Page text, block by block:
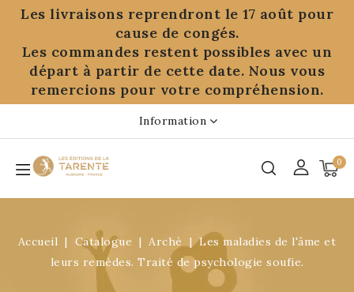
Les livraisons reprendront le 17 août pour
cause de congés.
Les commandes restent possibles avec un
départ à partir de cette date. Nous vous
remercions pour votre compréhension.
Information
0
Accueil Catalogue Archè
Les maladies de l'âme et
leurs remèdes. Traité de psychologie soufie.
Panneau de gestion des cookies